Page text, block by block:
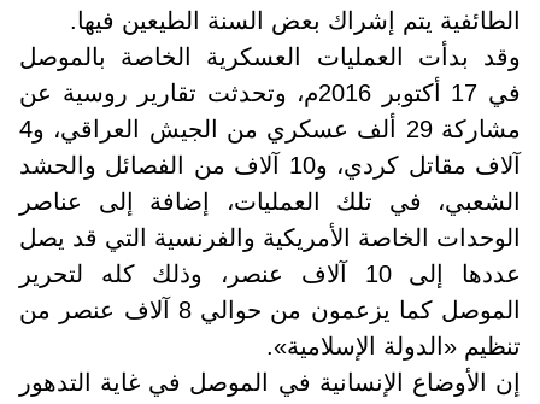
الطائفية يتم إشراك بعض السنة الطيعين فيها.
وقد بدأت العمليات العسكرية الخاصة بالموصل
في 17 أكتوبر 2016م، وتحدثت تقارير روسية عن
مشاركة 29 ألف عسكري من الجيش العراقي، و4
آلاف مقاتل كردي، و10 آلاف من الفصائل والحشد
الشعبي، في تلك العمليات، إضافة إلى عناصر
الوحدات الخاصة الأمريكية والفرنسية التي قد يصل
عددها إلى 10 آلاف عنصر، وذلك كله لتحرير
الموصل كما يزعمون من حوالي 8 آلاف عنصر من
تنظيم «الدولة الإسلامية».
إن الأوضاع الإنسانية في الموصل في غاية التدهور